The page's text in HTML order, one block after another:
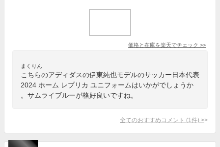
価格と在庫を楽天でチェック >>
まくりん
こちらのアディダスの伊東純也モデルのサッカー日本代表
2024 ホーム レプリカ ユニフォームはいかがでしょうか
。サムライブルーが格好良いですね。
全てのおすすめコメント (1 件) >